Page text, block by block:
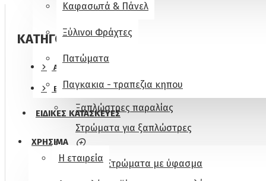
Καφασωτά & Πάνελ
Ξύλινοι Φράχτες
Πατώματα
Παγκακια - τραπεζια κηπου
ΕΙΔΙΚΕΣ ΚΑΤΑΣΚΕΥΕΣ
ΧΡΗΣΙΜΑ
Η εταιρεία
ΚΑΤΗΓΟΡΙΕΣ
ΑΡΧΙΚΗ
ΕΙΔΗ ΠΑΡΑΛΙΑΣ
Ξαπλώστρες παραλίας
Στρώματα για ξαπλώστρες
Στρώματα με ύφασμα